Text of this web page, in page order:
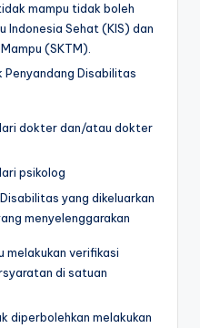
mampu tidak boleh
Indonesia Sehat (KIS) dan
(SKTM).
Disabilitas
dokter dan/atau dokter
psikolog
yang dikeluarkan
menyelenggarakan
melakukan verifikasi
di satuan
diperbolehkan melakukan